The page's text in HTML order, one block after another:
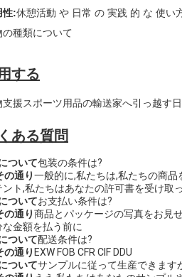
性:休憩活動 や 日常 の 実践 的 な 使い
の種類について
する
支援スポーツ用品の輸送家へ引っ越す
ある質問
ついて包装の条件は?
の通り一般的に,私たちは,私たちの商
ント,私たちはあなたの許可書を受け取
ついてお支払い条件は?
の通り商品とパッケージの写真をお見
な金額を払う前に
ついて配送条件は?
の通り EXW FOB CFR CIF DDU
ついてサンプルに従って生産できます